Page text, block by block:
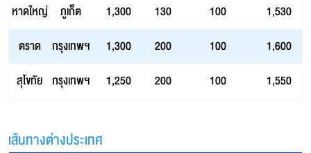
หาดใหญ่
ภูเก็ต 1,300 130 100
1,530
ตราด กรุงเทพฯ 1,300 200 100
1,600
สุโขทัย กรุงเทพฯ 1,250 200 100 1,550
เส้นทางต่างประเทศ